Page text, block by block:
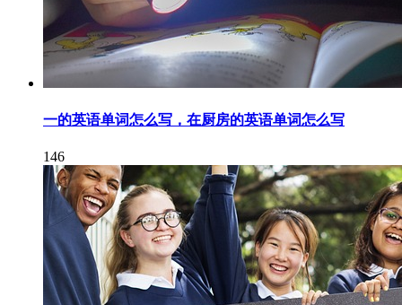
一的英语单词怎么写，在厨房的英语单词怎么写
146